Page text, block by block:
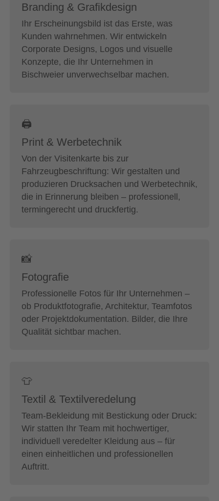
Branding & Grafikdesign
Ihr Erscheinungsbild ist das Erste, was
Kunden wahrnehmen. Wir entwickeln
Corporate Designs, Logos und visuelle
Konzepte, die Ihr Unternehmen in
Bischweier unverwechselbar machen.
🖨
Print & Werbetechnik
Von der Visitenkarte bis zur
Fahrzeugbeschriftung: Wir gestalten und
produzieren Drucksachen und Werbetechnik,
die in Erinnerung bleiben – professionell,
termingerecht und druckfertig.
📸
Fotografie
Professionelle Fotos für Ihr Unternehmen –
ob Produktfotografie, Architektur, Teamfotos
oder Projektdokumentation. Bilder, die Ihre
Qualität sichtbar machen.
👕
Textil & Textilveredelung
Team-Bekleidung mit Bestickung oder Druck:
Wir statten Ihr Team mit hochwertiger,
individuell veredelter Kleidung aus – für
einen einheitlichen und professionellen
Auftritt.